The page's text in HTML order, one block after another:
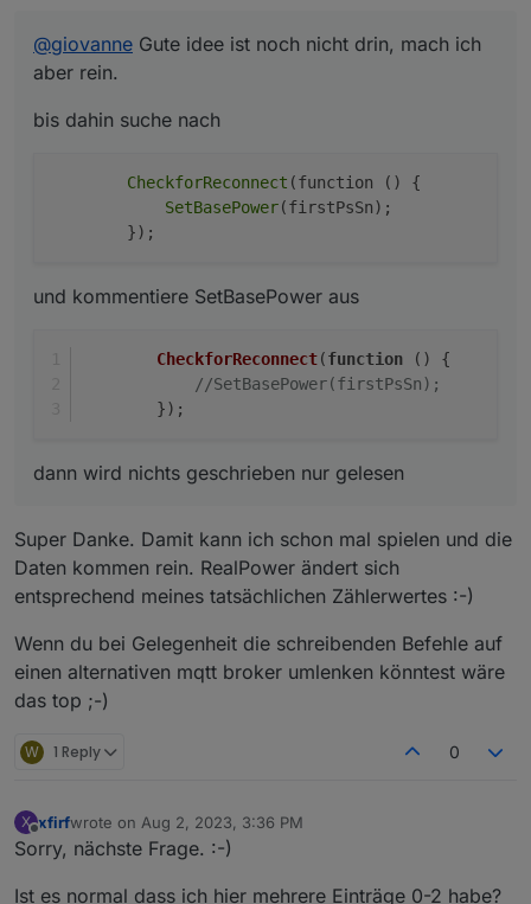
            //SetBasePower(firstPsSn);
@giovanne Gute idee ist noch nicht drin, mach ich
aber rein.
bis dahin suche nach
CheckforReconnect (function () {
SetBasePower(firstPsSn);
und kommentiere SetBasePower aus
CheckforReconnect(function ( ) {
//SetBasePower(firstPsSn);
        });
dann wird nichts geschrieben nur gelesen
Super Danke. Damit kann ich schon mal spielen und die
Daten kommen rein. RealPower ändert sich
entsprechend meines tatsächlichen Zählerwertes :-)
Wenn du bei Gelegenheit die schreibenden Befehle auf
einen alternativen mqtt broker umlenken könntest wäre
das top ;-)
W 1 Reply 0
X xfirfwrote on Aug 2, 2023, 3:36 PM
last edited by
Sorry, nächste Frage. :-)
Ist es normal dass ich hier mehrere Einträge 0-2 habe?